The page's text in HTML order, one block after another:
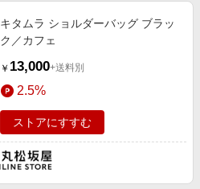
キタムラ ショルダーバッグ ブラッ
ク／カフェ
￥ 13,000+送料別
2.5%
ストアにすすむ